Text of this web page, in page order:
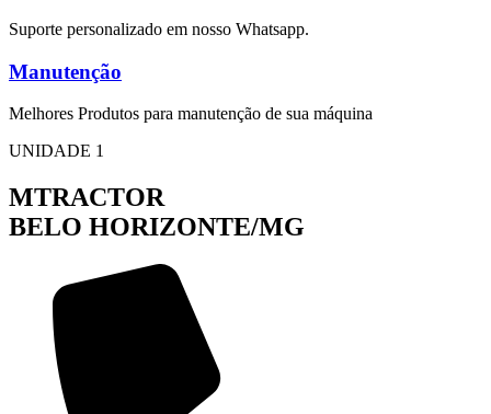
Suporte personalizado em nosso Whatsapp.
Manutenção
Melhores Produtos para manutenção de sua máquina
UNIDADE 1
MTRACTOR
BELO HORIZONTE/MG